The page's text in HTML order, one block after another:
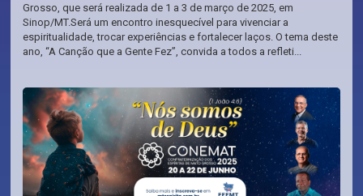
Grosso, que será realizada de 1 a 3 de março de 2025, em
Sinop/MT.Será um encontro inesquecível para vivenciar a
espiritualidade, trocar experiências e fortalecer laços. O tema deste
ano, “A Canção que a Gente Fez”, convida a todos a refleti...